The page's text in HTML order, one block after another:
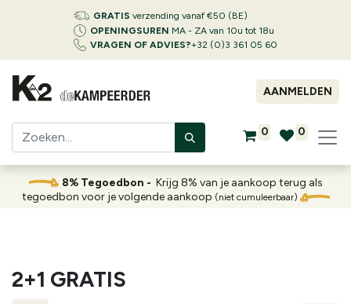
GRATIS verzending vanaf €50 (BE)
OPENINGSUREN MA - ZA van 10u tot 18u
VRAGEN OF ADVIES?+32 (0)3 361 05 60
AANMELDEN
0 0
8% Tegoedbon - Krijg 8% van je aankoop terug als
tegoedbon voor je volgende aankoop (niet cumuleerbaar)
2+1 GRATIS